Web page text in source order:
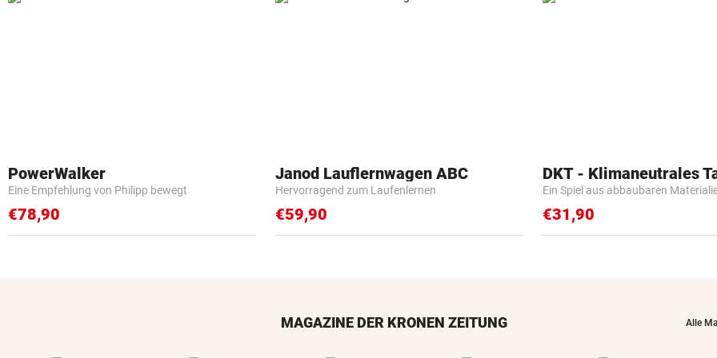
PowerWalker
Eine Empfehlung von Philipp bewegt
€78,90
Janod Lauflernwagen ABC
Hervorragend zum Laufenlernen
€59,90
DKT - Klimaneutrales
Ein Spiel aus abbaubaren
€31,90
MAGAZINE DER KRONEN ZEITUNG Alle